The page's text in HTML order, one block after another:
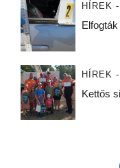
HÍREK
HÍREK
Kettős